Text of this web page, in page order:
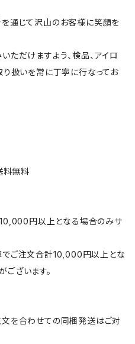
通じて沢山のお客様に笑顔を
ただけますよう、検品、アイロ
り扱いを常に丁寧に行なってお
無料
円以上となる場合のみサ
でご注文合計10,000円以上とな
ざいます。
を合わせての同梱発送はご対